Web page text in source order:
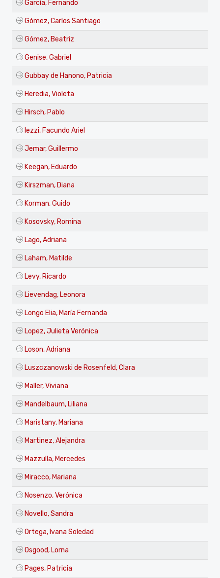
García, Fernando
Gómez, Carlos Santiago
Gómez, Beatriz
Genise, Gabriel
Gubbay de Hanono, Patricia
Heredia, Violeta
Hirsch, Pablo
Iezzi, Facundo Ariel
Jemar, Guillermo
Keegan, Eduardo
Kirszman, Diana
Korman, Guido
Kosovsky, Romina
Lago, Adriana
Laham, Matilde
Levy, Ricardo
Lievendag, Leonora
Longo Elia, María Fernanda
Lopez, Julieta Verónica
Loson, Adriana
Luszczanowski de Rosenfeld, Clara
Maller, Viviana
Mandelbaum, Liliana
Maristany, Mariana
Martinez, Alejandra
Mazzulla, Mercedes
Miracco, Mariana
Nosenzo, Verónica
Novello, Sandra
Ortega, Ivana Soledad
Osgood, Lorna
Pages, Patricia